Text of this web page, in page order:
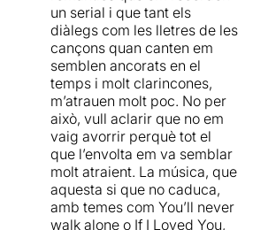
no parlem tan sols d'aquesta
temporada, sinó de totes les
nits al llarg de la història
d'aquest recinte.Per
nosaltres passa a ser el
millor espectacle en el
nostre podi particular en
aquesta edició del Festival
Grec. Res a envejar en
qualitat a les propostes que
podem veure a Londres ... i a
més a més en català!!!
BRUTAL.
un serial i que tant els
diàlegs com les lletres de les
cançons quan canten em
semblen ancorats en el
temps i molt clarincones,
m’atrauen molt poc. No per
això, vull aclarir que no em
vaig avorrir perquè tot el
que l’envolta em va semblar
molt atraient. La música, que
aquesta si que no caduca,
amb temes com You’ll never
walk alone o If I Loved You,